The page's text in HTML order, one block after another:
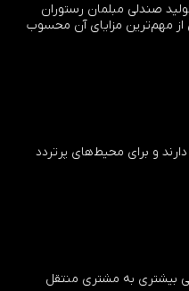
صندلی مبلمان رستوران
مهم‌ترین مزایای آن محسوب
و برای محیط‌های پرتردد
بیشتری به مشتری منتقل